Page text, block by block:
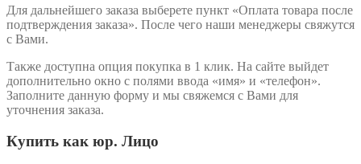
Для дальнейшего заказа выберете пункт «Оплата товара после
подтверждения заказа». После чего наши менеджеры свяжутся
с Вами.
Также доступна опция покупка в 1 клик. На сайте выйдет
дополнительно окно с полями ввода «имя» и «телефон».
Заполните данную форму и мы свяжемся с Вами для
уточнения заказа.
Купить как юр. Лицо